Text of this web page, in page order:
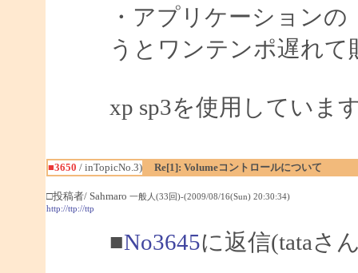
・アプリケーション
うとワンテンポ遅れ
xp sp3を使用していま
■3650 / inTopicNo.3) Re[1]: Volumeコントロールについて
□投稿者/ Sahmaro 一般人(33回)-(2009/08/16(Sun) 20:30:34)
http://ttp://ttp
■No3645に返信(tataさ